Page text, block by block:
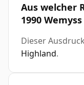
Aus welcher
1990
Dieser
Highland.